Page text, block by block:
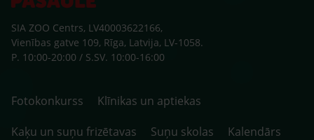
SIA ZOO Centrs, LV40003622166,
Vienības gatve 109, Rīga, Latvija, LV-1058.
P. 10:00-20:00 / S.SV. 10:00-16:00
Fotokonkurss
Klīnikas un aptiekas
Kaķu un suņu frizētavas
Suņu skolas
Kalendārs